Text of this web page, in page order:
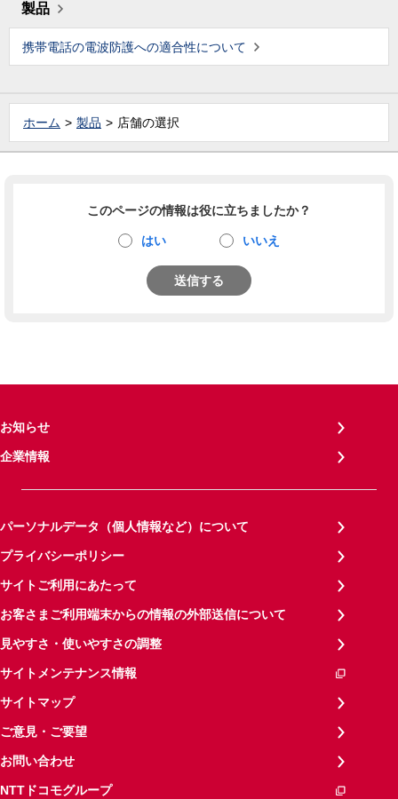
製品
携帯電話の電波防護への適合性について
ホーム 製品 店舗の選択
このページの情報は役に立ちましたか？
はい いいえ
送信する
お知らせ
企業情報
パーソナルデータ（個人情報など）について
プライバシーポリシー
サイトご利用にあたって
お客さまご利用端末からの情報の外部送信について
見やすさ・使いやすさの調整
サイトメンテナンス情報
サイトマップ
ご意見・ご要望
お問い合わせ
NTTドコモグループ